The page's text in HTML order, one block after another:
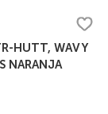
HUTT, WAVY
NARANJA